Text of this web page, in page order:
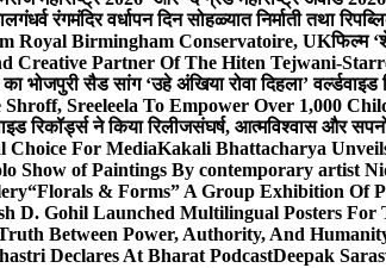
रंगमंदिर वर्धापन दिन सोहळ्यात निर्माती तथा
Royal Birmingham Conservatoire, UKफिल्म
Partner Of The Hiten Tejwani-
भोजपुरी सैड सांग ‘उहे अंखिया रोवा दिहला’ वर्ल्डवाइड
Sreeleela To Empower Over 1,000
रिकॉर्ड्स ने किया रिलीजसंघर्ष, आत्मविश्वास और
Choice For MediaKakali Bhattacharya
Show of Paintings By contemporary artist
“Florals & Forms” A Group Exhibition Of
D. Gohil Launched Multilingual Posters For
Between Power, Authority, And
Declares At Bharat PodcastDeepak